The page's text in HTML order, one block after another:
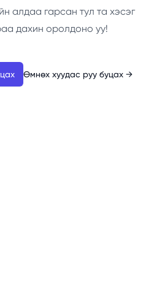
алдаа гарсан тул та хэсэг
дахин оролдоно уу!
Өмнөх хуудас руу буцах →